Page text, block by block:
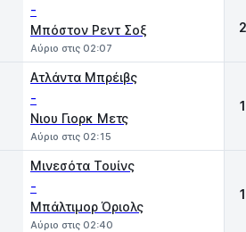
-
Μπόστον Ρεντ Σοξ
Αύριο στις 02:07
Ατλάντα Μπρέιβς
-
Νιου Γιορκ Μετς
Αύριο στις 02:15
Μινεσότα Τουίνς
-
Μπάλτιμορ Όριολς
Αύριο στις 02:40